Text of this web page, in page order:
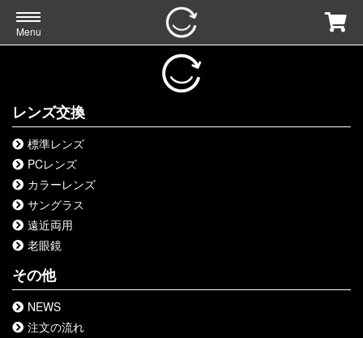
Menu
レンズ交換
標準レンズ
PCレンズ
カラーレンズ
サングラス
遠近両用
老眼鏡
その他
NEWS
注文の流れ